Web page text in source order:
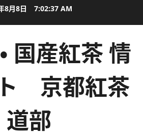
8月8日 7:02:38 AM
国産紅茶 情
京都紅茶
道部